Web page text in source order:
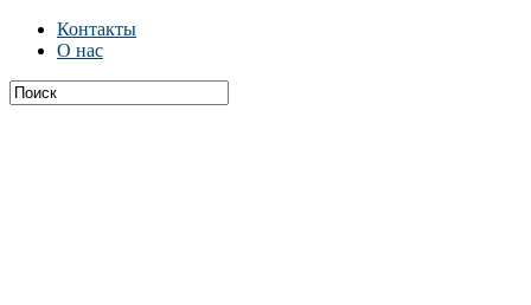
Контакты
О нас